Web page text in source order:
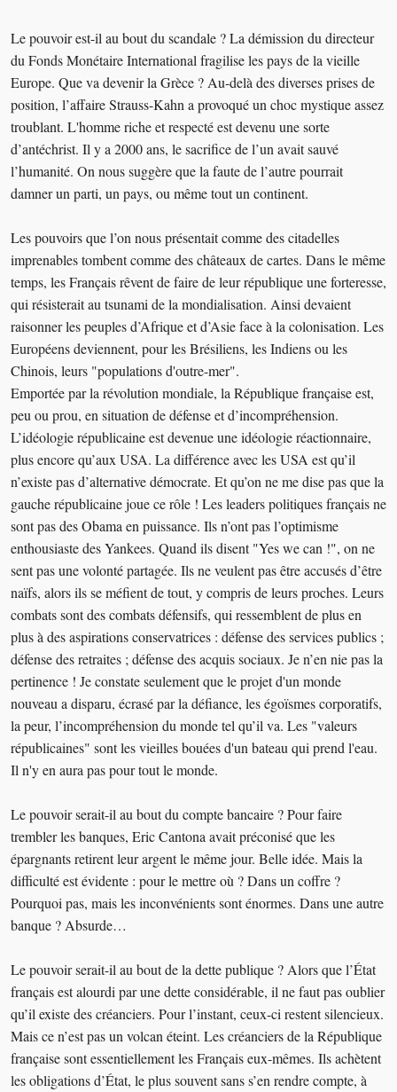
Le pouvoir est-il au bout du scandale ? La démission du directeur
du Fonds Monétaire International fragilise les pays de la vieille
Europe. Que va devenir la Grèce ? Au-delà des diverses prises de
position, l’affaire Strauss-Kahn a provoqué un choc mystique assez
troublant. L'homme riche et respecté est devenu une sorte
d’antéchrist. Il y a 2000 ans, le sacrifice de l’un avait sauvé
l’humanité. On nous suggère que la faute de l’autre pourrait
damner un parti, un pays, ou même tout un continent.
Les pouvoirs que l’on nous présentait comme des citadelles
imprenables tombent comme des châteaux de cartes. Dans le même
temps, les Français rêvent de faire de leur république une forteresse,
qui résisterait au tsunami de la mondialisation. Ainsi devaient
raisonner les peuples d’Afrique et d’Asie face à la colonisation. Les
Européens deviennent, pour les Brésiliens, les Indiens ou les
Chinois, leurs "populations d'outre-mer".
Emportée par la révolution mondiale, la République française est,
peu ou prou, en situation de défense et d’incompréhension.
L’idéologie républicaine est devenue une idéologie réactionnaire,
plus encore qu’aux USA. La différence avec les USA est qu’il
n’existe pas d’alternative démocrate. Et qu’on ne me dise pas que la
gauche républicaine joue ce rôle ! Les leaders politiques français ne
sont pas des Obama en puissance. Ils n’ont pas l’optimisme
enthousiaste des Yankees. Quand ils disent "Yes we can !", on ne
sent pas une volonté partagée. Ils ne veulent pas être accusés d’être
naïfs, alors ils se méfient de tout, y compris de leurs proches. Leurs
combats sont des combats défensifs, qui ressemblent de plus en
plus à des aspirations conservatrices : défense des services publics ;
défense des retraites ; défense des acquis sociaux. Je n’en nie pas la
pertinence ! Je constate seulement que le projet d'un monde
nouveau a disparu, écrasé par la défiance, les égoïsmes corporatifs,
la peur, l’incompréhension du monde tel qu’il va. Les "valeurs
républicaines" sont les vieilles bouées d'un bateau qui prend l'eau.
Il n'y en aura pas pour tout le monde.
Le pouvoir serait-il au bout du compte bancaire ? Pour faire
trembler les banques, Eric Cantona avait préconisé que les
épargnants retirent leur argent le même jour. Belle idée. Mais la
difficulté est évidente : pour le mettre où ? Dans un coffre ?
Pourquoi pas, mais les inconvénients sont énormes. Dans une autre
banque ? Absurde…
Le pouvoir serait-il au bout de la dette publique ? Alors que l’État
français est alourdi par une dette considérable, il ne faut pas oublier
qu’il existe des créanciers. Pour l’instant, ceux-ci restent silencieux.
Mais ce n’est pas un volcan éteint. Les créanciers de la République
française sont essentiellement les Français eux-mêmes. Ils achètent
les obligations d’État, le plus souvent sans s’en rendre compte, à